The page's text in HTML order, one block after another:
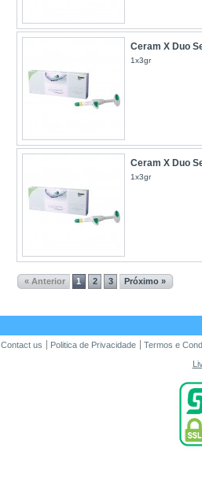
Ceram X Duo
1x3gr
Ceram X Duo
1x3gr
« Anterior 1 2 3 Próximo »
Contact us Politica de Privacidade
Termos e